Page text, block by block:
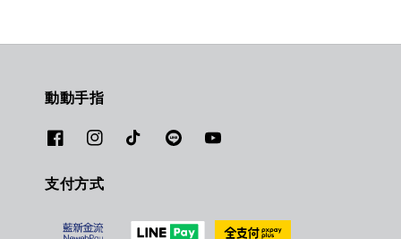
動動手指
支付方式